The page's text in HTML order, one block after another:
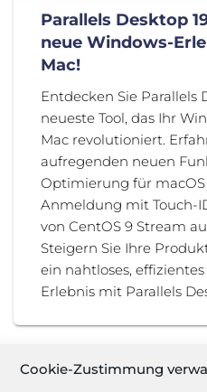
Cookie-Zustimmung
Parallels Desktop
neue Windows-
Mac!
Entdecken Sie Parallels
neueste Tool, das Ihr
Mac revolutioniert.
aufregenden neuen
Optimierung für macOS
Anmeldung mit Touch-
von CentOS 9 Stream
Steigern Sie Ihre
ein nahtloses,
Erlebnis mit Parallels